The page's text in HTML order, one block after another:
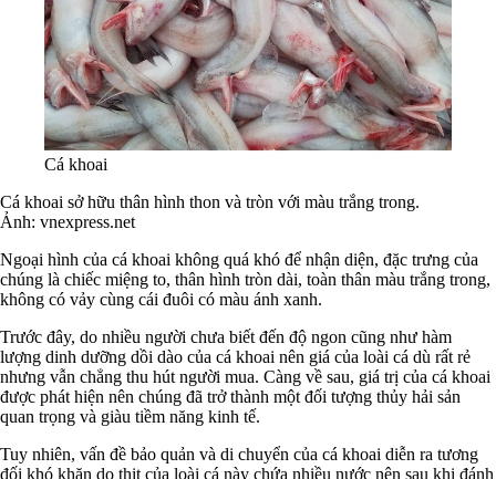
Cá khoai
Cá khoai sở hữu thân hình thon và tròn với màu trắng trong.
Ảnh: vnexpress.net
Ngoại hình của cá khoai không quá khó để nhận diện, đặc trưng của
chúng là chiếc miệng to, thân hình tròn dài, toàn thân màu trắng trong,
không có vảy cùng cái đuôi có màu ánh xanh.
Trước đây, do nhiều người chưa biết đến độ ngon cũng như hàm
lượng dinh dưỡng dồi dào của cá khoai nên giá của loài cá dù rất rẻ
nhưng vẫn chẳng thu hút người mua. Càng về sau, giá trị của cá khoai
được phát hiện nên chúng đã trở thành một đối tượng thủy hải sản
quan trọng và giàu tiềm năng kinh tế.
Tuy nhiên, vấn đề bảo quản và di chuyển của cá khoai diễn ra tương
đối khó khăn do thịt của loài cá này chứa nhiều nước nên sau khi đánh